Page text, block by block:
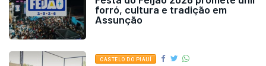
forró, cultura e tradição em
Assunção
CASTELO DO PIAUÍ